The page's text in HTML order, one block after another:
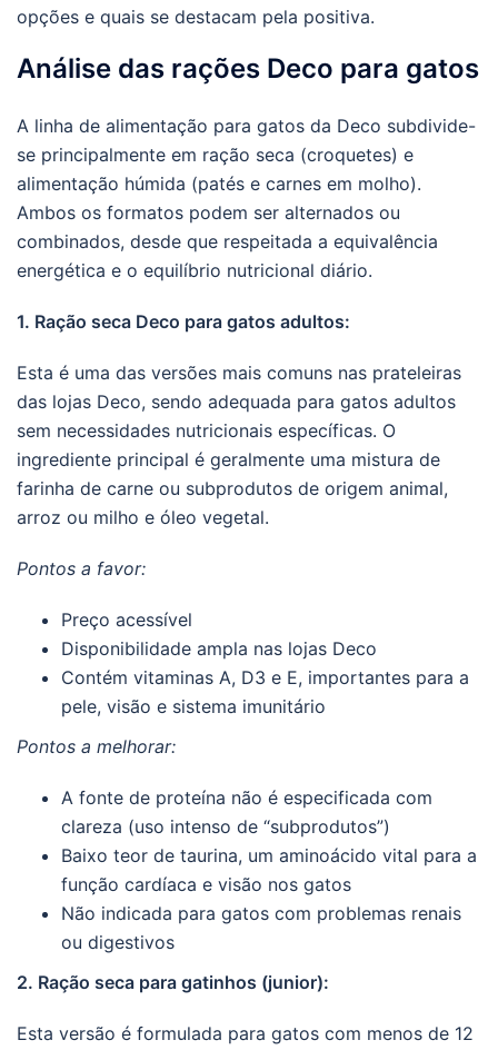
opções e quais se destacam pela positiva.
Análise das rações Deco para gatos
A linha de alimentação para gatos da Deco subdivide-
se principalmente em ração seca (croquetes) e
alimentação húmida (patés e carnes em molho).
Ambos os formatos podem ser alternados ou
combinados, desde que respeitada a equivalência
energética e o equilíbrio nutricional diário.
1. Ração seca Deco para gatos adultos:
Esta é uma das versões mais comuns nas prateleiras
das lojas Deco, sendo adequada para gatos adultos
sem necessidades nutricionais específicas. O
ingrediente principal é geralmente uma mistura de
farinha de carne ou subprodutos de origem animal,
arroz ou milho e óleo vegetal.
Pontos a favor:
Preço acessível
Disponibilidade ampla nas lojas Deco
Contém vitaminas A, D3 e E, importantes para a
pele, visão e sistema imunitário
Pontos a melhorar:
A fonte de proteína não é especificada com
clareza (uso intenso de “subprodutos”)
Baixo teor de taurina, um aminoácido vital para a
função cardíaca e visão nos gatos
Não indicada para gatos com problemas renais
ou digestivos
2. Ração seca para gatinhos (junior):
Esta versão é formulada para gatos com menos de 12